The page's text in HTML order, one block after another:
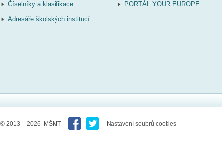
Číselníky a klasifikace
Adresáře školských institucí
PORTÁL YOUR EUROPE
© 2013 – 2026 MŠMT Nastavení soubrů cookies